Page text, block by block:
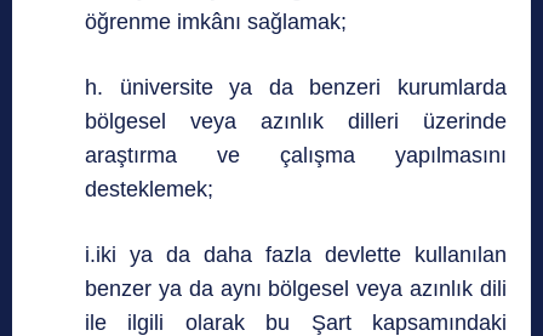
öğrenme imkânı sağlamak;
h. üniversite ya da benzeri kurumlarda
bölgesel veya azınlık dilleri üzerinde
araştırma ve çalışma yapılmasını
desteklemek;
i.iki ya da daha fazla devlette kullanılan
benzer ya da aynı bölgesel veya azınlık dili
ile ilgili olarak bu Şart kapsamındaki